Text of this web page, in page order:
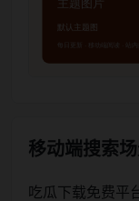
移动端搜索
吃瓜下载免费平